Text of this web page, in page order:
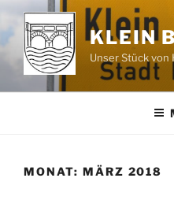
Zum
Inhalt
springen
KLEIN
Unser Stück von
MONAT: MÄRZ 2018